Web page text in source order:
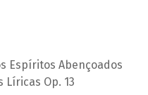
Espíritos Abençoados
Líricas Op. 13